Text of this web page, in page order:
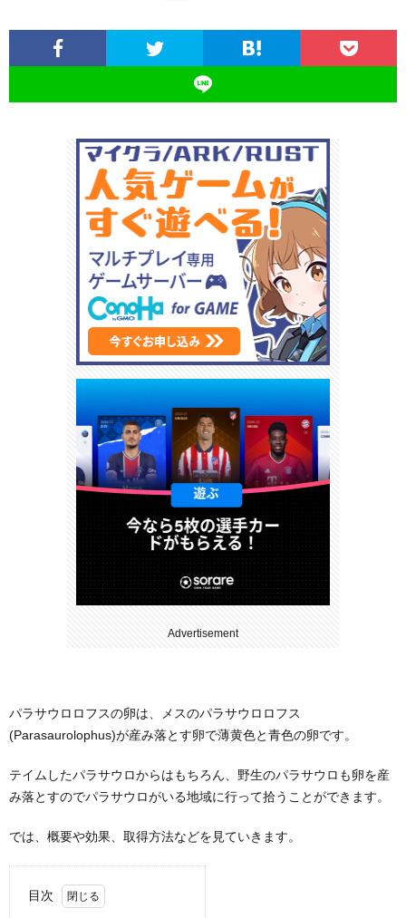
Advertisement
パラサウロロフスの卵は、メスのパラサウロロフス
(Parasaurolophus)が産み落とす卵で薄黄色と青色の卵です。
テイムしたパラサウロからはもちろん、野生のパラサウロも卵を産
み落とすのでパラサウロがいる地域に行って拾うことができます。
では、概要や効果、取得方法などを見ていきます。
目次